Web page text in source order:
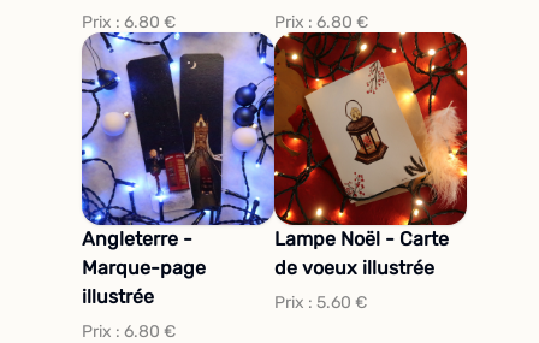
Prix : 6.80 € Prix : 6.80 €
Angleterre -
Marque-page
illustrée
Prix : 6.80 €
Lampe Noël - Carte
de voeux illustrée
Prix : 5.60 €